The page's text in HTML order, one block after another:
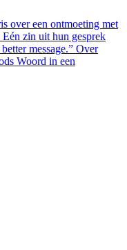
over een ontmoeting met
zin uit hun gesprek
message.” Over
Woord in een